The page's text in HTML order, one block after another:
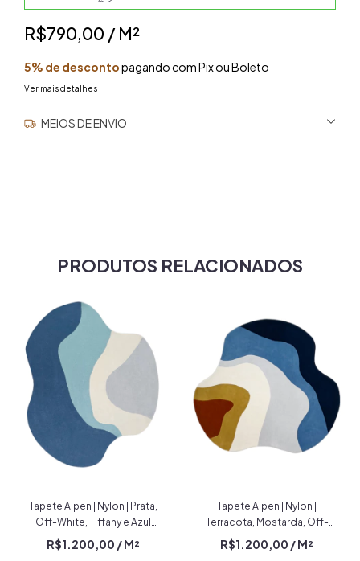
R$790,00 / M²
5% de descontopagando com Pix ou Boleto
Ver mais detalhes
MEIOS DE ENVIO
PRODUTOS RELACIONADOS
Tapete Alpen | Nylon | Prata,
Off-White, Tiffany e Azul
Petróleo Econyl
R$1.200,00 / M²
Tapete Alpen | Nylon |
Terracota, Mostarda, Off-
White, Prata, Azul Petróleo e
Azul Marinho Econyl
R$1.200,00 / M²